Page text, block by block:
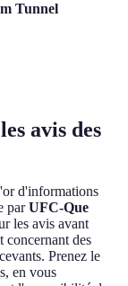
Tunnel
avis des
d'informations
parUFC-Que
les avis avant
concernant des
Prenez le
en vous